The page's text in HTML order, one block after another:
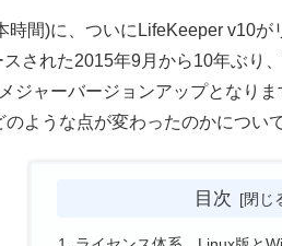
時間)に、ついにLifeKeeper v10が
された2015年9月から10年ぶり
ジャーバージョンアップとなりま
ような点が変わったのかについ
目次